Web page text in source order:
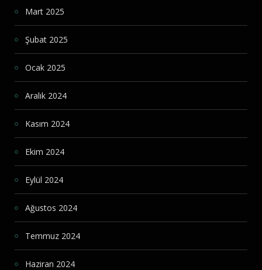
Mart 2025
Şubat 2025
Ocak 2025
Aralık 2024
Kasım 2024
Ekim 2024
Eylül 2024
Ağustos 2024
Temmuz 2024
Haziran 2024